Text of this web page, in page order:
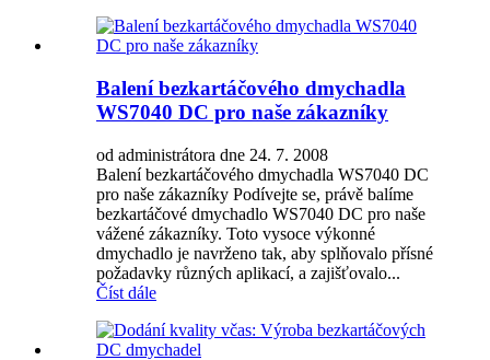
Balení bezkartáčového dmychadla
WS7040 DC pro naše zákazníky
od administrátora dne 24. 7. 2008
Balení bezkartáčového dmychadla WS7040 DC
pro naše zákazníky Podívejte se, právě balíme
bezkartáčové dmychadlo WS7040 DC pro naše
vážené zákazníky. Toto vysoce výkonné
dmychadlo je navrženo tak, aby splňovalo přísné
požadavky různých aplikací, a zajišťovalo...
Číst dále